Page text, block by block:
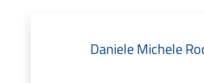
Daniele Michele